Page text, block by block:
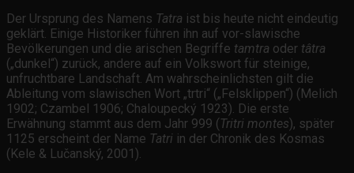
Der Ursprung des Namens Tatra ist bis heute nicht eindeutig
geklärt. Einige Historiker führen ihn auf vor-slawische
Bevölkerungen und die arischen Begriffe tamtra oder tâtra
(„dunkel“) zurück, andere auf ein Volkswort für steinige,
unfruchtbare Landschaft. Am wahrscheinlichsten gilt die
Ableitung vom slawischen Wort „trtri“ („Felsklippen“) (Melich
1902; Czambel 1906; Chaloupecký 1923). Die erste
Erwähnung stammt aus dem Jahr 999 (Tritri montes), später
1125 erscheint der Name Tatri in der Chronik des Kosmas
(Kele & Lučanský, 2001).